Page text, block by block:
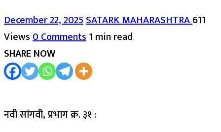
December 22, 2025SATARK MAHARASHTRA611
Views0 Comments1 min read
SHARE NOW
नवी सांगवी, प्रभाग क्र. ३१ :